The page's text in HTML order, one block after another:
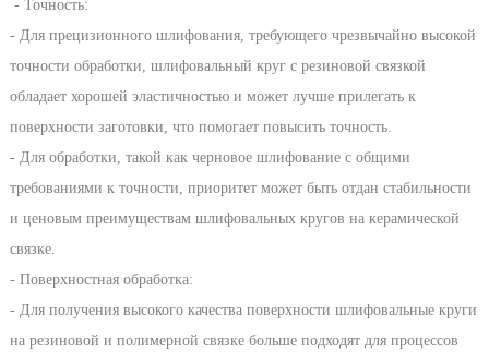
- Точность:
- Для прецизионного шлифования, требующего чрезвычайно высокой
точности обработки, шлифовальный круг с резиновой связкой
обладает хорошей эластичностью и может лучше прилегать к
поверхности заготовки, что помогает повысить точность.
- Для обработки, такой как черновое шлифование с общими
требованиями к точности, приоритет может быть отдан стабильности
и ценовым преимуществам шлифовальных кругов на керамической
связке.
- Поверхностная обработка:
- Для получения высокого качества поверхности шлифовальные круги
на резиновой и полимерной связке больше подходят для процессов